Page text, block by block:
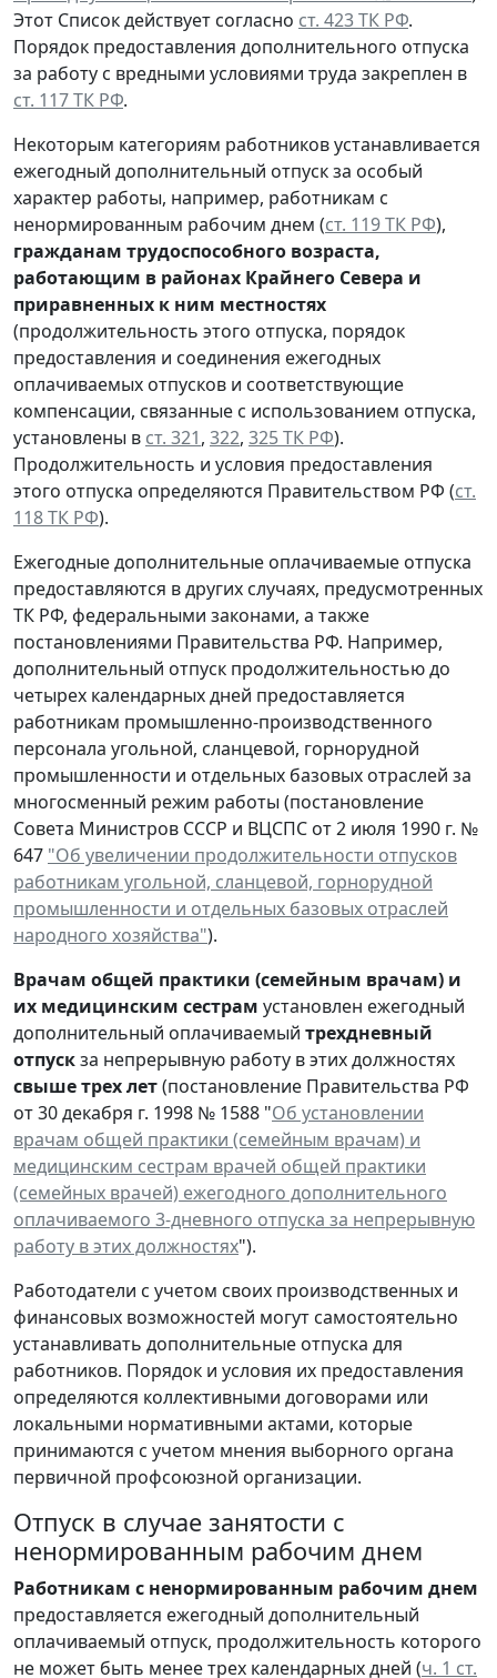
Этот Список действует согласно ст. 423 ТК РФ.
Порядок предоставления дополнительного отпуска
за работу с вредными условиями труда закреплен в
ст. 117 ТК РФ.
Некоторым категориям работников устанавливается
ежегодный дополнительный отпуск за особый
характер работы, например, работникам с
ненормированным рабочим днем (ст. 119 ТК РФ),
гражданам трудоспособного возраста,
работающим в районах Крайнего Севера и
приравненных к ним местностях
(продолжительность этого отпуска, порядок
предоставления и соединения ежегодных
оплачиваемых отпусков и соответствующие
компенсации, связанные с использованием отпуска,
установлены в ст. 321, 322, 325 ТК РФ).
Продолжительность и условия предоставления
этого отпуска определяются Правительством РФ (ст.
118 ТК РФ).
Ежегодные дополнительные оплачиваемые отпуска
предоставляются в других случаях, предусмотренных
ТК РФ, федеральными законами, а также
постановлениями Правительства РФ. Например,
дополнительный отпуск продолжительностью до
четырех календарных дней предоставляется
работникам промышленно-производственного
персонала угольной, сланцевой, горнорудной
промышленности и отдельных базовых отраслей за
многосменный режим работы (постановление
Совета Министров СССР и ВЦСПС от 2 июля 1990 г. №
647 "Об увеличении продолжительности отпусков
работникам угольной, сланцевой, горнорудной
промышленности и отдельных базовых отраслей
народного хозяйства").
Врачам общей практики (семейным врачам) и
их медицинским сестрам установлен ежегодный
дополнительный оплачиваемый трехдневный
отпускза непрерывную работу в этих должностях
свыше трех лет(постановление Правительства РФ
от 30 декабря г. 1998 № 1588 "Об установлении
врачам общей практики (семейным врачам) и
медицинским сестрам врачей общей практики
(семейных врачей) ежегодного дополнительного
оплачиваемого 3-дневного отпуска за непрерывную
работу в этих должностях").
Работодатели с учетом своих производственных и
финансовых возможностей могут самостоятельно
устанавливать дополнительные отпуска для
работников. Порядок и условия их предоставления
определяются коллективными договорами или
локальными нормативными актами, которые
принимаются с учетом мнения выборного органа
первичной профсоюзной организации.
Отпуск в случае занятости с
ненормированным рабочим днем
Работникам с ненормированным рабочим днем
предоставляется ежегодный дополнительный
оплачиваемый отпуск, продолжительность которого
не может быть менее трех календарных дней (ч. 1 ст.